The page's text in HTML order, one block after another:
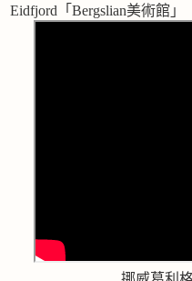
Eidfjord「Bergslian美術館」